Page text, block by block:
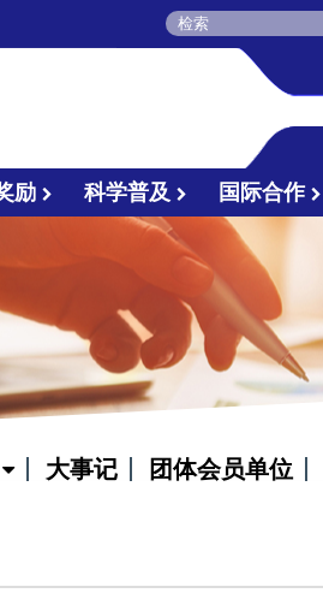
励 科学普及 国际合作
大事记 团体会员单位